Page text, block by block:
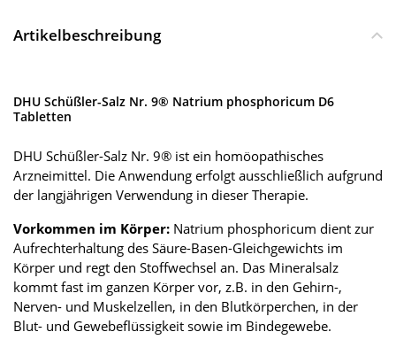
Artikelbeschreibung
DHU Schüßler-Salz Nr. 9® Natrium phosphoricum D6
Tabletten
DHU Schüßler-Salz Nr. 9® ist ein homöopathisches
Arzneimittel. Die Anwendung erfolgt ausschließlich aufgrund
der langjährigen Verwendung in dieser Therapie.
Vorkommen im Körper: Natrium phosphoricum dient zur
Aufrechterhaltung des Säure-Basen-Gleichgewichts im
Körper und regt den Stoffwechsel an. Das Mineralsalz
kommt fast im ganzen Körper vor, z.B. in den Gehirn-,
Nerven- und Muskelzellen, in den Blutkörperchen, in der
Blut- und Gewebeflüssigkeit sowie im Bindegewebe.